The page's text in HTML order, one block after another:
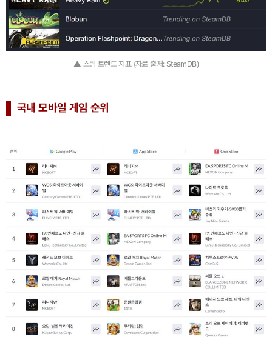
▲ 스팀 트렌드 지표 (자료 출처: SteamDB)
국내 모바일 게임 순위